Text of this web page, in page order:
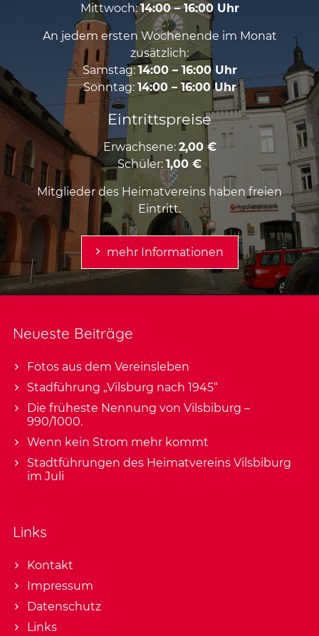
Mittwoch:14:00 – 16:00 Uhr
An jedem ersten Wochenende im Monat
zusätzlich:
Samstag:14:00 – 16:00 Uhr
Sonntag: 14:00 – 16:00 Uhr
Eintrittspreise
Erwachsene: 2,00 €
Schüler: 1,00 €
Mitglieder des Heimatvereins haben freien
Eintritt.
mehr Informationen
Neueste Beiträge
Fotos aus dem Vereinsleben
Stadführung „Vilsburg nach 1945“
Die früheste Nennung von Vilsbiburg –
990/1000.
Wenn kein Strom mehr kommt
Stadtführungen des Heimatvereins Vilsbiburg
im Juli
Links
Kontakt
Impressum
Datenschutz
Links